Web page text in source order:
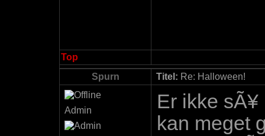
Top
Spurn
Titel: Re: Halloween!
Admin
Er ikke
kan meget